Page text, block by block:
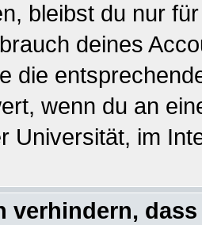
bleibst du nur
deines
die
wenn du an
Universität, im
verhindern,